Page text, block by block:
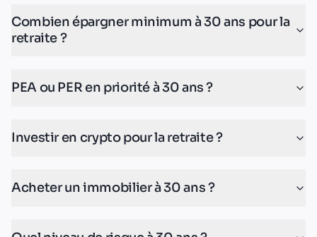
Combien épargner minimum à 30 ans pour la
retraite ?
PEA ou PER en priorité à 30 ans ?
Investir en crypto pour la retraite ?
Acheter un immobilier à 30 ans ?